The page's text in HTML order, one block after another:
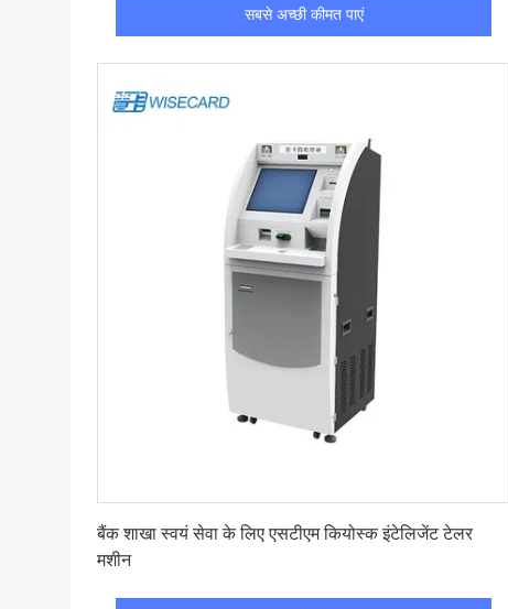
सबसे अच्छी कीमत पाएं
बैंक शाखा स्वयं सेवा के लिए एसटीएम कियोस्क इंटेलिजेंट टेलर
मशीन